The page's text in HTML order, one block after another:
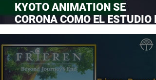
KYOTO ANIMATION SE
CORONA COMO EL ESTUDIO
ANIME FAVORITO Y LE ROBA
CORONA A MAPPA